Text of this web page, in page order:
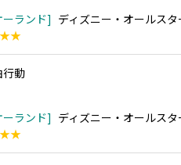
ーランド
ディズニー・オールス
行動
ーランド
ディズニー・オールス